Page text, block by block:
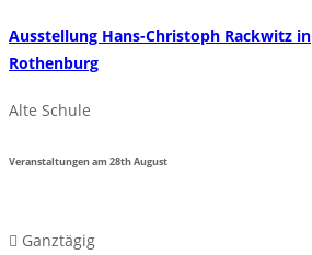
Ausstellung Hans-Christoph Rackwitz in
Rothenburg
Alte Schule
Veranstaltungen am28thAugust
Ganztägig